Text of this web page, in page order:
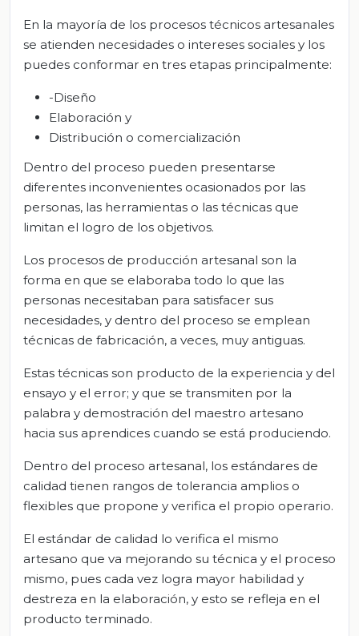
En la mayoría de los procesos técnicos artesanales
se atienden necesidades o intereses sociales y los
puedes conformar en tres etapas principalmente:
-Diseño
Elaboración y
Distribución o comercialización
Dentro del proceso pueden presentarse
diferentes inconvenientes ocasionados por las
personas, las herramientas o las técnicas que
limitan el logro de los objetivos.
Los procesos de producción artesanal son la
forma en que se elaboraba todo lo que las
personas necesitaban para satisfacer sus
necesidades, y dentro del proceso se emplean
técnicas de fabricación, a veces, muy antiguas.
Estas técnicas son producto de la experiencia y del
ensayo y el error; y que se transmiten por la
palabra y demostración del maestro artesano
hacia sus aprendices cuando se está produciendo.
Dentro del proceso artesanal, los estándares de
calidad tienen rangos de tolerancia amplios o
flexibles que propone y verifica el propio operario.
El estándar de calidad lo verifica el mismo
artesano que va mejorando su técnica y el proceso
mismo, pues cada vez logra mayor habilidad y
destreza en la elaboración, y esto se refleja en el
producto terminado.